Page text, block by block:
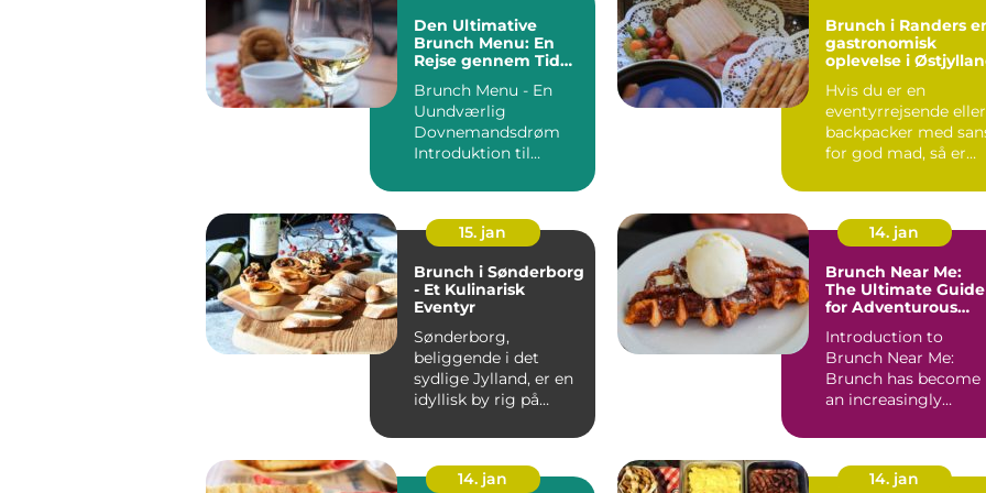
Den Ultimative
Brunch Menu: En
Rejse gennem Tid
Brunch Menu - En
Uundværlig
Dovnemandsdrøm
Introduktion til
Brunch i Randers en
gastronomisk
oplevelse i
Hvis du er en
eventyrrejsende eller
backpacker med
for god mad, så er
must-...
15. jan
Brunch i Sønderborg
- Et Kulinarisk
Eventyr
Sønderborg,
beliggende i det
sydlige Jylland, er en
idyllisk by rig på
Byen byde...
14. jan
Brunch Near Me:
The Ultimate Guide
for Adventurous
Introduction to
Brunch Near Me:
Brunch has become
an increasingly
meal, especia...
14. jan
14. jan